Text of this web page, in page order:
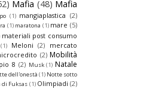
Mafia (48) Mafia
(1) mangiaplastica (2)
(1) maratona (1) mare (5)
materiali post consumo
(1) Meloni (2) mercato
(2) Mobilità
8 (2) Musk (1) Natale
dell'onestà (1) Notte sotto
di Fuksas (1) Olimpiadi (2)